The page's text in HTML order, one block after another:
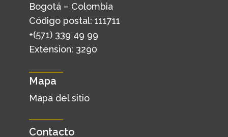
Bogotá – Colombia
Código postal: 111711
+(571) 339 49 99
Extension: 3290
Mapa
Mapa del sitio
Contacto